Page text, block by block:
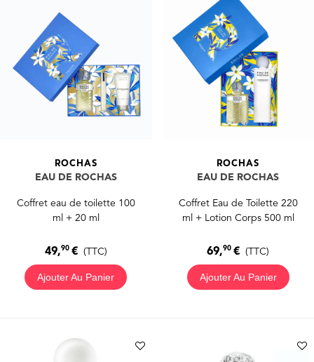
ROCHAS
EAU DE ROCHAS
Coffret eau de toilette 100
ml + 20 ml
49,90 € (TTC)
Ajouter Au Panier
ROCHAS
EAU DE ROCHAS
Coffret Eau de Toilette 220
ml + Lotion Corps 500 ml
69,90€ (TTC)
Ajouter Au Panier